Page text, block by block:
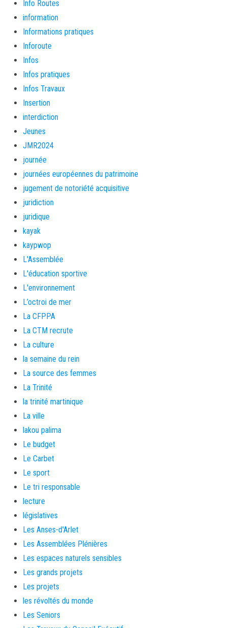
Info Routes
information
Informations pratiques
Inforoute
Infos
Infos pratiques
Infos Travaux
Insertion
interdiction
Jeunes
JMR2024
journée
journées européennes du patrimoine
jugement de notoriété acquisitive
juridiction
juridique
kayak
kaypwop
L'Assemblée
L'éducation sportive
L'environnement
L’octroi de mer
La CFPPA
La CTM recrute
La culture
la semaine du rein
La source des femmes
La Trinité
la trinité martinique
La ville
lakou palima
Le budget
Le Carbet
Le sport
Le tri responsable
lecture
législatives
Les Anses-d'Arlet
Les Assemblées Plénières
Les espaces naturels sensibles
Les grands projets
Les projets
les révoltés du monde
Les Seniors